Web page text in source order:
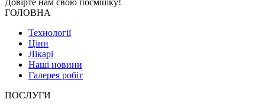
ГОЛОВНА
Технології
Ціни
Лікарі
Наші новини
Галерея робіт
ПОСЛУГИ